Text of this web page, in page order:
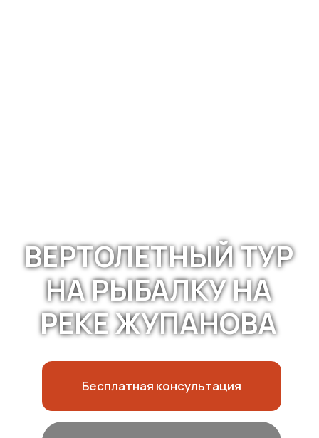
Бесплатная консультация
Сезон
Июнь - Сентябрь
Кол-во дней